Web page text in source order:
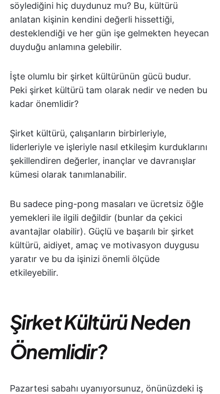
söylediğini hiç duydunuz mu? Bu, kültürü
anlatan kişinin kendini değerli hissettiği,
desteklendiği ve her gün işe gelmekten heyecan
duyduğu anlamına gelebilir.
İşte olumlu bir şirket kültürünün gücü budur.
Peki şirket kültürü tam olarak nedir ve neden bu
kadar önemlidir?
Şirket kültürü, çalışanların birbirleriyle,
liderleriyle ve işleriyle nasıl etkileşim kurduklarını
şekillendiren değerler, inançlar ve davranışlar
kümesi olarak tanımlanabilir.
Bu sadece ping-pong masaları ve ücretsiz öğle
yemekleri ile ilgili değildir (bunlar da çekici
avantajlar olabilir). Güçlü ve başarılı bir şirket
kültürü, aidiyet, amaç ve motivasyon duygusu
yaratır ve bu da işinizi önemli ölçüde
etkileyebilir.
Şirket Kültürü Neden
Önemlidir?
Pazartesi sabahı uyanıyorsunuz, önünüzdeki iş